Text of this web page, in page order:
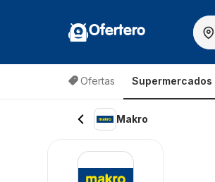
Ofertero
Ofertas Supermercados
Makro